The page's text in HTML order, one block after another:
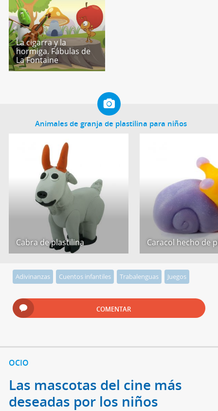
La cigarra y la
hormiga. Fábulas de
La Fontaine
Animales de granja de plastilina para niños
Cabra de plastilina Caracol hecho de
Adivinanzas Cuentos infantiles Trabalenguas Juegos
COMENTAR
OCIO
Las mascotas del cine más
deseadas por los niños